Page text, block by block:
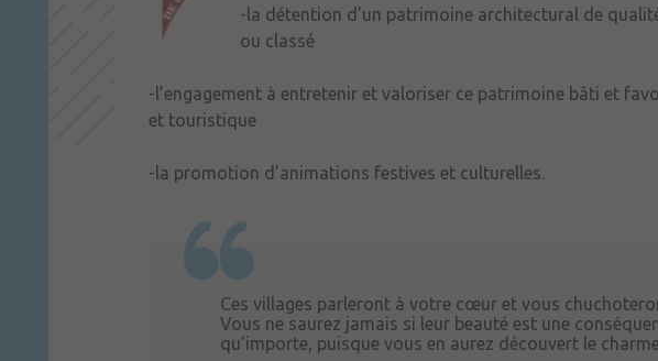
-la détention d’un patrimoine architectural de
ou classé
-l’engagement à entretenir et valoriser ce patrimoine bâti et
et touristique
-la promotion d’animations festives et culturelles.
Ces villages parleront à votre cœur et vous
Vous ne saurez jamais si leur beauté est une
qu’importe, puisque vous en aurez découvert le